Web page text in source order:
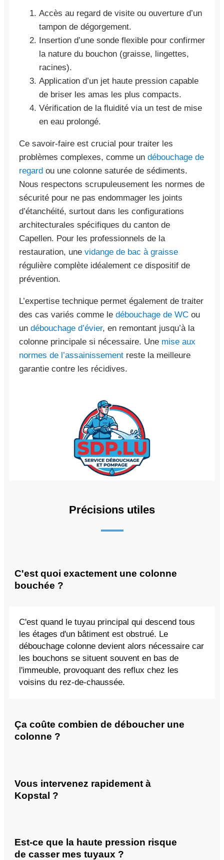
Accès au regard de visite ou ouverture d’un
tampon de dégorgement.
Insertion d’une sonde flexible pour confirmer
la nature du bouchon (graisse, lingettes,
racines).
Application d’un jet haute pression capable
de briser les amas les plus compacts.
Vérification de la fluidité via un test de mise
en eau prolongé.
Ce savoir-faire est crucial pour traiter les
problèmes complexes, comme un débouchage de
regard ou une colonne saturée de sédiments.
Nous respectons scrupuleusement les normes de
sécurité pour ne pas endommager les joints
d’étanchéité, surtout dans les configurations
architecturales spécifiques du canton de
Capellen. Pour les professionnels de la
restauration, une vidange de bac à graisse
régulière complète idéalement ce dispositif de
prévention.
L’expertise technique permet également de traiter
des cas variés comme le débouchage de WC ou
un débouchage d’évier, en remontant jusqu’à la
colonne principale si nécessaire. Une mise aux
normes de l’assainissement reste la meilleure
garantie contre les récidives.
Précisions utiles
C'est quoi exactement une colonne
bouchée ?
C'est quand le tuyau principal qui descend tous
les étages d'un bâtiment est obstrué. Le
débouchage colonne devient alors nécessaire car
les bouchons se situent souvent en bas de
l'immeuble, provoquant des reflux chez les
voisins du rez-de-chaussée.
Ça coûte combien de déboucher une
colonne ?
Vous intervenez rapidement à
Kopstal ?
Est-ce que la haute pression risque
de casser mes tuyaux ?